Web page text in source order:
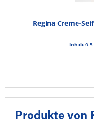
Regina Creme-
Inhalt 0.5
Produkte von